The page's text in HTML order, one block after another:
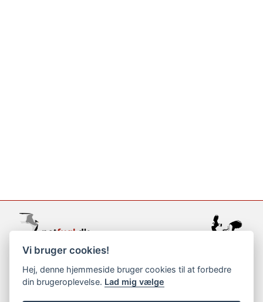
support@netfugl.dk
copyright © 2002-2023
Vi bruger cookies!
Hej, denne hjemmeside bruger cookies til at forbedre
din brugeroplevelse. Lad mig vælge